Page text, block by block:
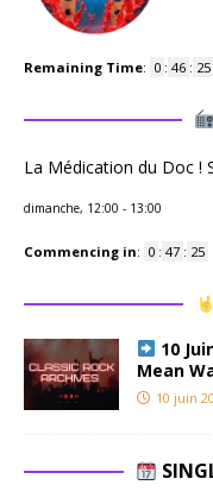
Remaining Time: 0 : 46 : 25
La Médication du Doc !
dimanche, 12:00 - 13:00
Commencing in: 0 : 47 : 25
10
Mean
10 juin